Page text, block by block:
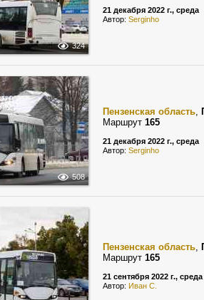
324
21 декабря 2022 г., среда
Автор: Serginho
508
Пензенская область,
Маршрут 165
21 декабря 2022 г., среда
Автор: Serginho
Пензенская область,
Маршрут 165
21 сентября 2022 г., среда
Автор: Иван С.